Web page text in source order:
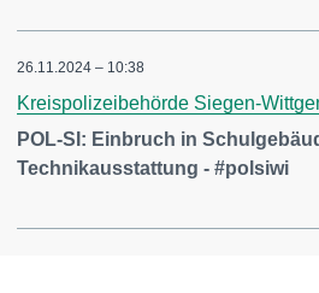
26.11.2024 – 10:38
Kreispolizeibehörde Siegen-
POL-SI: Einbruch in
Technikausstattung - #polsiwi